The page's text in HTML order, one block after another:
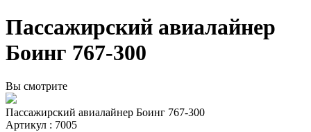
Пассажирский авиалайнер
Боинг 767-300
Вы смотрите
Пассажирский авиалайнер Боинг 767-300
Артикул : 7005